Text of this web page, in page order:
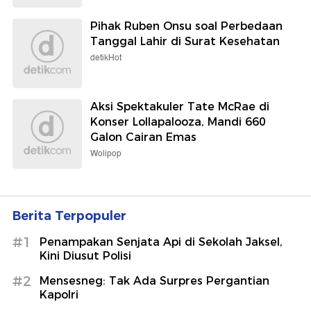
Pihak Ruben Onsu soal Perbedaan
Tanggal Lahir di Surat Kesehatan
detikHot
Aksi Spektakuler Tate McRae di
Konser Lollapalooza, Mandi 660
Galon Cairan Emas
Wolipop
Berita Terpopuler
#1
Penampakan Senjata Api di Sekolah Jaksel,
Kini Diusut Polisi
#2
Mensesneg: Tak Ada Surpres Pergantian
Kapolri